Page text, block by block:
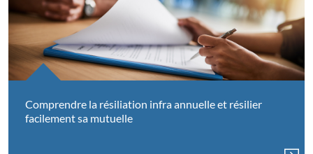
Comprendre la résiliation infra annuelle et résilier
facilement sa mutuelle